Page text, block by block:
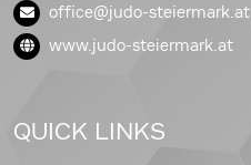
office@judo-steiermark.at
www.judo-steiermark.at
QUICK LINKS